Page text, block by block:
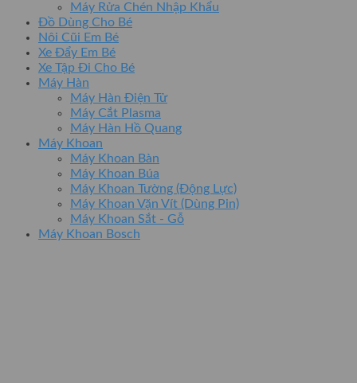
Máy Rửa Chén Nhập Khẩu
Đồ Dùng Cho Bé
Nôi Cũi Em Bé
Xe Đẩy Em Bé
Xe Tập Đi Cho Bé
Máy Hàn
Máy Hàn Điện Tử
Máy Cắt Plasma
Máy Hàn Hồ Quang
Máy Khoan
Máy Khoan Bàn
Máy Khoan Búa
Máy Khoan Tường (Động Lực)
Máy Khoan Vặn Vít (Dùng Pin)
Máy Khoan Sắt - Gỗ
Máy Khoan Bosch